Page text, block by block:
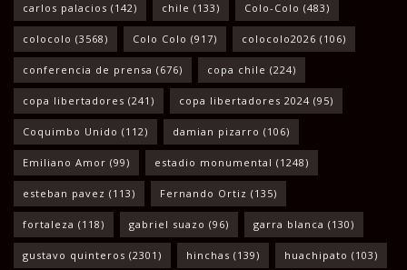
carlos palacios (142) chile (133) Colo-Colo (483)
colocolo (3568) Colo Colo (917) colocolo2026 (106)
conferencia de prensa (676) copa chile (224)
copa libertadores (241) copa libertadores 2024 (95)
Coquimbo Unido (112) damian pizarro (106)
Emiliano Amor (99) estadio monumental (1248)
esteban pavez (113) Fernando Ortiz (135)
fortaleza (118) gabriel suazo (96) garra blanca (130)
gustavo quinteros (2301) hinchas (139) huachipato (103)